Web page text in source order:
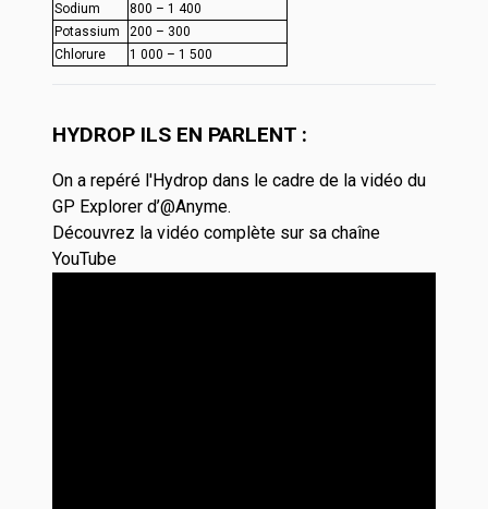
Sodium
800 – 1 400
Potassium
200 – 300
Chlorure
1 000 – 1 500
HYDROP ILS EN PARLENT :
On a repéré l'Hydrop dans le cadre de la vidéo du
GP Explorer d’@Anyme.
Découvrez la vidéo complète sur sa chaîne
YouTube